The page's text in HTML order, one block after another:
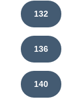
132
136
140